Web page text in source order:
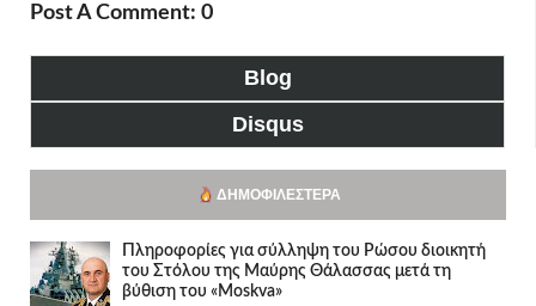
Post A Comment: 0
Blog
Disqus
ΔΗΜΟΦΙΛΈΣΤΕΡΑ
Πληροφορίες για σύλληψη του Ρώσου διοικητή
του Στόλου της Mαύρης Θάλασσας μετά τη
βύθιση του «Moskva»